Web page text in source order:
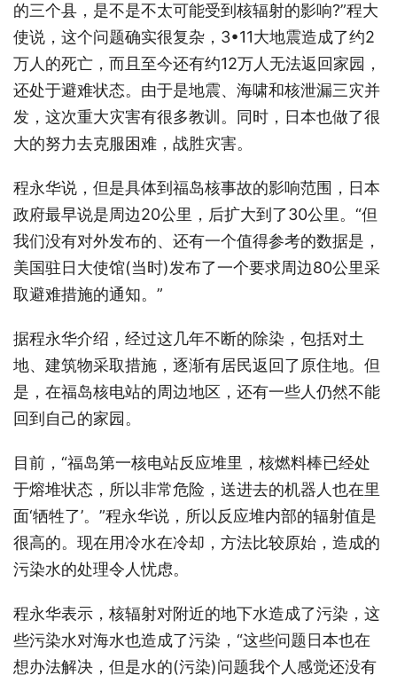
的三个县，是不是不太可能受到核辐射的影响?”程大
使说，这个问题确实很复杂，3•11大地震造成了约2
万人的死亡，而且至今还有约12万人无法返回家园，
还处于避难状态。由于是地震、海啸和核泄漏三灾并
发，这次重大灾害有很多教训。同时，日本也做了很
大的努力去克服困难，战胜灾害。
程永华说，但是具体到福岛核事故的影响范围，日本
政府最早说是周边20公里，后扩大到了30公里。“但
我们没有对外发布的、还有一个值得参考的数据是，
美国驻日大使馆(当时)发布了一个要求周边80公里采
取避难措施的通知。”
据程永华介绍，经过这几年不断的除染，包括对土
地、建筑物采取措施，逐渐有居民返回了原住地。但
是，在福岛核电站的周边地区，还有一些人仍然不能
回到自己的家园。
目前，“福岛第一核电站反应堆里，核燃料棒已经处
于熔堆状态，所以非常危险，送进去的机器人也在里
面‘牺牲了’。”程永华说，所以反应堆内部的辐射值是
很高的。现在用冷水在冷却，方法比较原始，造成的
污染水的处理令人忧虑。
程永华表示，核辐射对附近的地下水造成了污染，这
些污染水对海水也造成了污染，“这些问题日本也在
想办法解决，但是水的(污染)问题我个人感觉还没有